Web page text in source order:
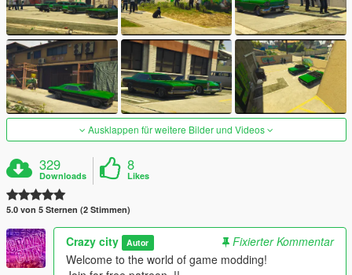
Ausklappen für weitere Bilder und Videos
329
Downloads
8
Likes
5.0 von 5 Sternen (2 Stimmen)
Crazy city Autor
Fixierter Kommentar
Welcome to the world of game modding!